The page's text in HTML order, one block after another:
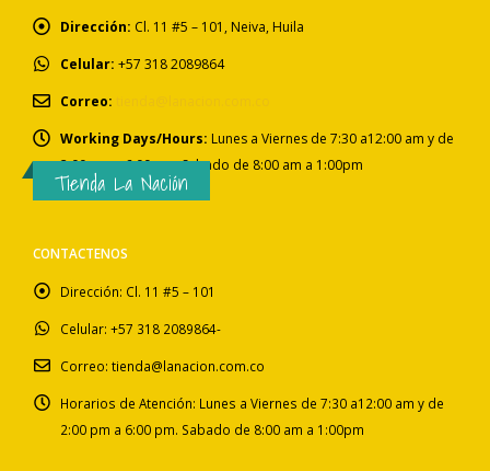
Dirección: Cl. 11 #5 – 101, Neiva, Huila
Celular: +57 318 2089864
Correo:
Working Days/Hours: Lunes a Viernes de 7:30 a12:00 am y de
2:00 pm a 6:00 pm. Sabado de 8:00 am a 1:00pm
Tienda La Nación
CONTACTENOS
Dirección: Cl. 11 #5 – 101
Celular: +57 318 2089864-
Correo: tienda@lanacion.com.co
Horarios de Atención: Lunes a Viernes de 7:30 a12:00 am y de
2:00 pm a 6:00 pm. Sabado de 8:00 am a 1:00pm